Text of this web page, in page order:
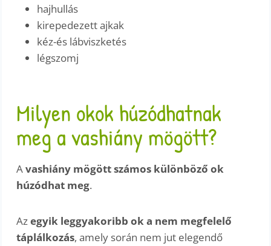
hajhullás
kirepedezett ajkak
kéz-és lábviszketés
légszomj
Milyen okok húzódhatnak
meg a vashiány mögött?
Avashiány mögött számos különböző ok
húzódhat meg.
Azegyik leggyakoribb ok a nem megfelelő
táplálkozás, amely során nem jut elegendő